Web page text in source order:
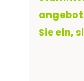
Sie ein,